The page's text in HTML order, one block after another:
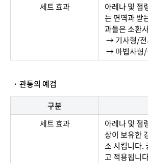
세트 효과
아레나 및 점
는 면역과 받
과들은 소환
→ 기사형/전
→ 마법사형/
· 관통의 예검
구분
세트 효과
아레나 및 점
상이 보유한
소 시킵니다.
고 적용됩니